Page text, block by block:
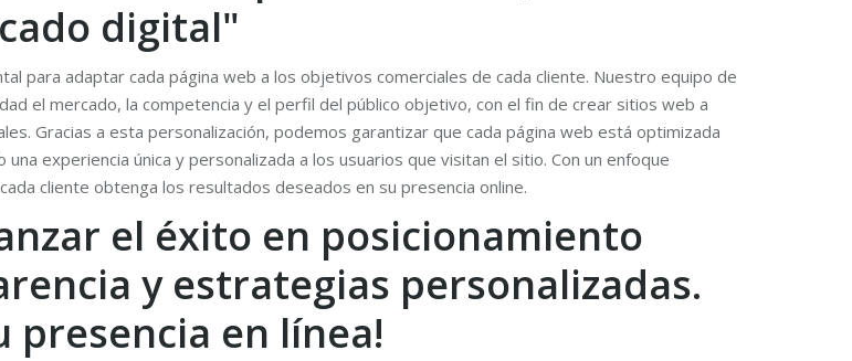
digital"
para adaptar cada página web a los objetivos comerciales de cada cliente. Nuestro equipo de
el mercado, la competencia y el perfil del público objetivo, con el fin de crear sitios web a
Gracias a esta personalización, podemos garantizar que cada página web está optimizada
experiencia única y personalizada a los usuarios que visitan el sitio. Con un enfoque
cliente obtenga los resultados deseados en su presencia online.
el éxito en posicionamiento
y estrategias personalizadas.
presencia en línea!